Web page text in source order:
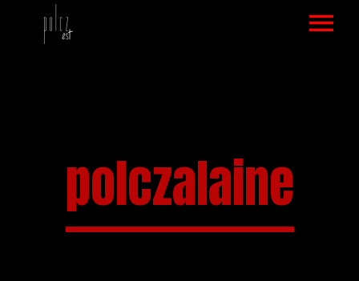
KÉPGALÉRIA
VISSZHANG
polczalaine